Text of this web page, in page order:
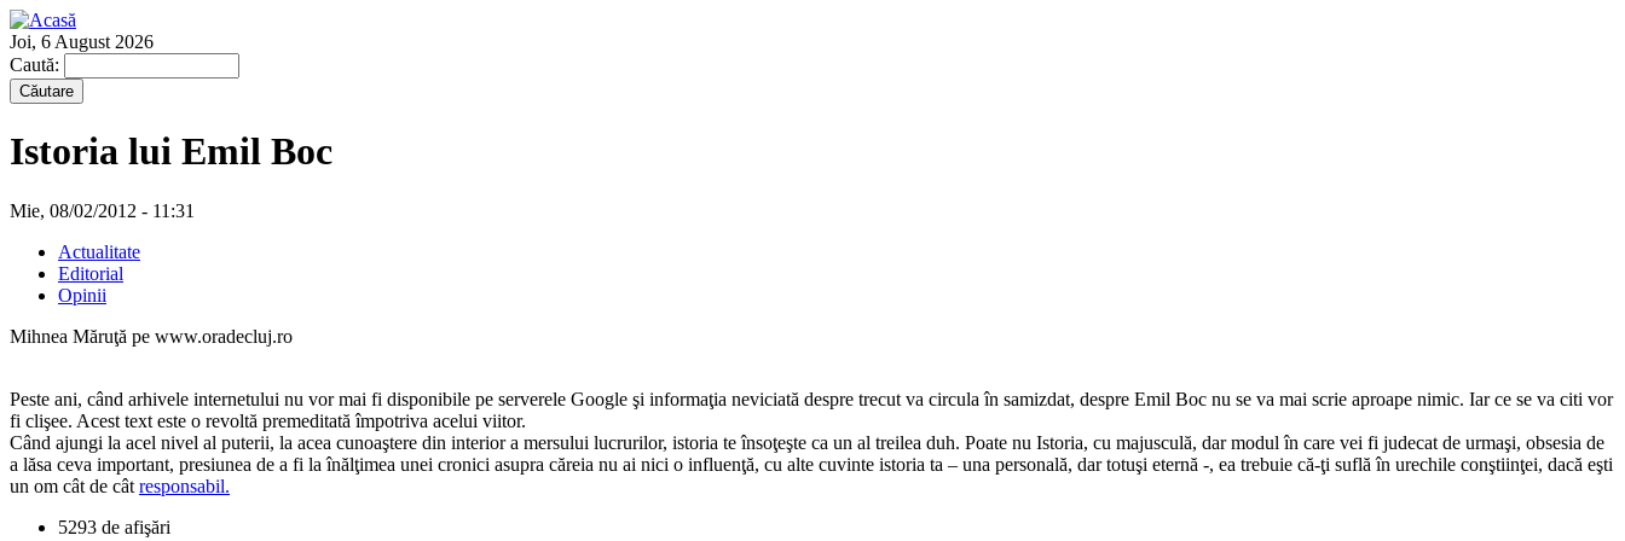
Joi, 6 August 2026
Caută:
Istoria lui Emil Boc
Mie, 08/02/2012 - 11:31
Actualitate
Editorial
Opinii
Mihnea Măruţă pe www.oradecluj.ro
Peste ani, când arhivele internetului nu vor mai fi disponibile pe serverele Google şi informaţia neviciată despre trecut va circula în samizdat, despre Emil Boc nu se va mai scrie aproape nimic. Iar ce se va citi vor
fi clişee. Acest text este o revoltă premeditată împotriva acelui viitor.
Când ajungi la acel nivel al puterii, la acea cunoaştere din interior a mersului lucrurilor, istoria te însoţeşte ca un al treilea duh. Poate nu Istoria, cu majusculă, dar modul în care vei fi judecat de urmaşi, obsesia de
a lăsa ceva important, presiunea de a fi la înălţimea unei cronici asupra căreia nu ai nici o influenţă, cu alte cuvinte istoria ta – una personală, dar totuşi eternă -, ea trebuie că-ţi suflă în urechile conştiinţei, dacă eşti
un om cât de cât responsabil.
5293 de afişări